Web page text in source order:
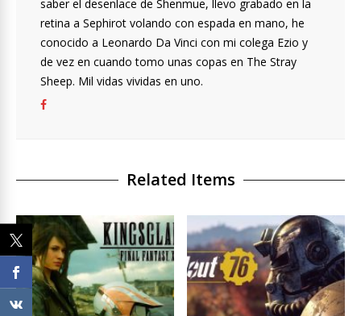
saber el desenlace de Shenmue, llevo grabado en la
retina a Sephirot volando con espada en mano, he
conocido a Leonardo Da Vinci con mi colega Ezio y
de vez en cuando tomo unas copas en The Stray
Sheep. Mil vidas vividas en uno.
Related Items